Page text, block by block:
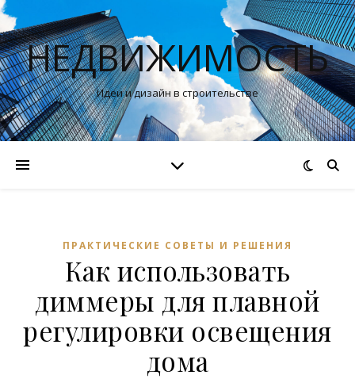
НЕДВИЖИМОСТЬ
Идеи и дизайн в строительстве
ПРАКТИЧЕСКИЕ СОВЕТЫ И РЕШЕНИЯ
Как использовать
диммеры для плавной
регулировки освещения
дома